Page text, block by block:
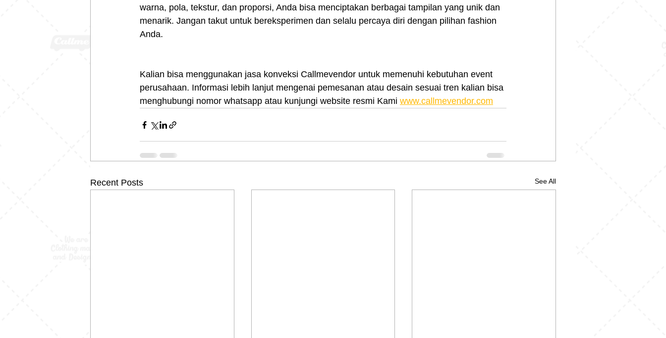
warna, pola, tekstur, dan proporsi, Anda bisa menciptakan berbagai tampilan yang unik dan
menarik. Jangan takut untuk bereksperimen dan selalu percaya diri dengan pilihan fashion
Anda.
Kalian bisa menggunakan jasa konveksi Callmevendor untuk memenuhi kebutuhan event
perusahaan. Informasi lebih lanjut mengenai pemesanan atau desain sesuai tren kalian bisa
menghubungi nomor whatsapp atau kunjungi website resmi Kami www.callmevendor.com
Recent Posts See All